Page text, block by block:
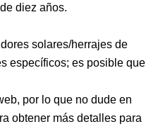
diez años.
solares/herrajes de
específicos; es posible que
por lo que no dude en
obtener más detalles para